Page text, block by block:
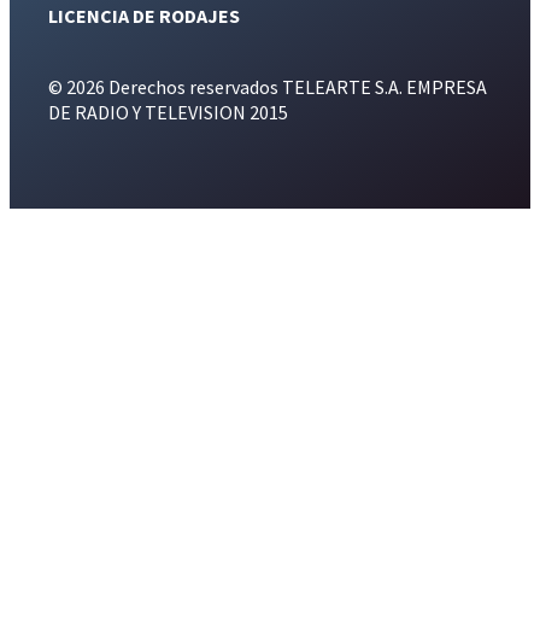
LICENCIA DE RODAJES
© 2026 Derechos reservados TELEARTE S.A. EMPRESA
DE RADIO Y TELEVISION 2015